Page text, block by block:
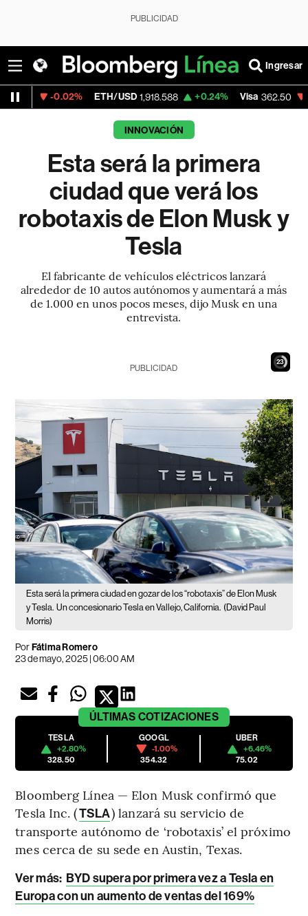
PUBLICIDAD
Ingresar
ETH/USD 1,918.588 +0.24% Visa 362.50 -2.15%
INNOVACIÓN
Esta será la primera
ciudad que verá los
robotaxis de Elon Musk y
Tesla
El fabricante de vehículos eléctricos lanzará
alrededor de 10 autos autónomos y aumentará a más
de 1.000 en unos pocos meses, dijo Musk en una
entrevista.
21
PUBLICIDAD
Esta será la primera ciudad en gozar de los “robotaxis” de Elon Musk
y Tesla. Un concesionario Tesla en Vallejo, California. (David Paul
Morris)
PorFátima Romero
23 de mayo, 2025 | 06:00 AM
ÚLTIMAS COTIZACIONES
TESLA
+2.80%
328.50
GOOGL
-1.00%
354.32
UBER
+6.46%
75.02
Bloomberg Línea — Elon Musk confirmó que
Tesla Inc. (TSLA) lanzará su servicio de
transporte autónomo de ‘robotaxis’ el próximo
mes cerca de su sede en Austin, Texas.
Ver más: BYD supera por primera vez a Tesla en
Europa con un aumento de ventas del 169%